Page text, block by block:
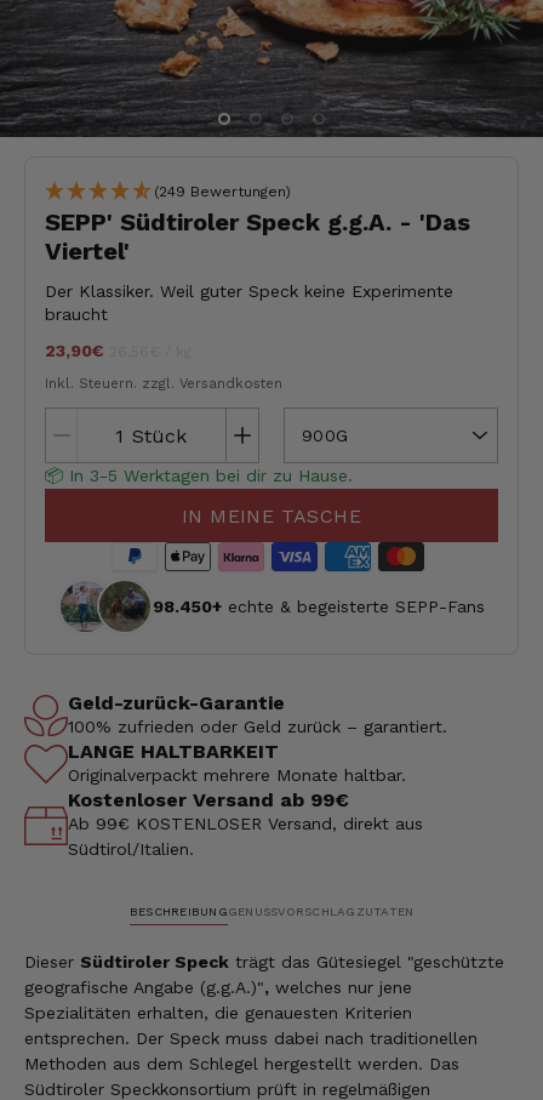
(249 Bewertungen)
SEPP' Südtiroler Speck g.g.A. - 'Das
Viertel'
Der Klassiker. Weil guter Speck keine Experimente
braucht
23,90€
Inkl. Steuern. zzgl. Versandkosten
Stück 900G
📦 In 3-5 Werktagen bei dir zu Hause.
IN MEINE TASCHE
98.450+ echte & begeisterte SEPP-Fans
Geld-zurück-Garantie
100% zufrieden oder Geld zurück – garantiert.
LANGE HALTBARKEIT
Originalverpackt mehrere Monate haltbar.
Kostenloser Versand ab 99€
Ab 99€ KOSTENLOSER Versand, direkt aus
Südtirol/Italien.
BESCHREIBUNGGENUSSVORSCHLAG ZUTATEN
Dieser Südtiroler Speck trägt das Gütesiegel "geschützte
geografische Angabe (g.g.A.)", welches nur jene
Spezialitäten erhalten, die genauesten Kriterien
entsprechen. Der Speck muss dabei nach traditionellen
Methoden aus dem Schlegel hergestellt werden. Das
Südtiroler Speckkonsortium prüft in regelmäßigen